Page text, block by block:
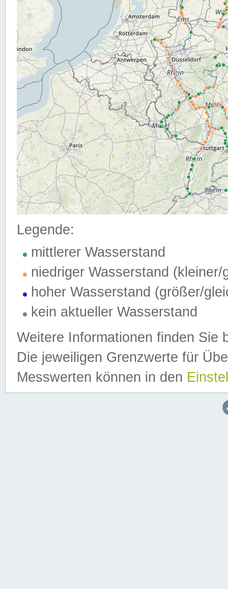
Legende:
mittlerer Wasserstand
niedriger Wasserstand (kleiner/
hoher Wasserstand (größer/
kein aktueller Wasserstand
Weitere Informationen finden Sie
Die jeweiligen Grenzwerte für
Messwerten können in den